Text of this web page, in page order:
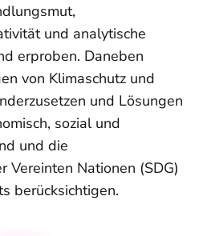
und analytische
erproben. Daneben
von Klimaschutz und
und Lösungen
sozial und
und die
Vereinten Nationen (SDG)
berücksichtigen.